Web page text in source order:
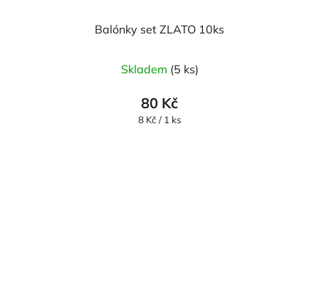
Balónky set ZLATO 10ks
Skladem (5 ks)
80 Kč
Měrná
8 Kč / 1 ks